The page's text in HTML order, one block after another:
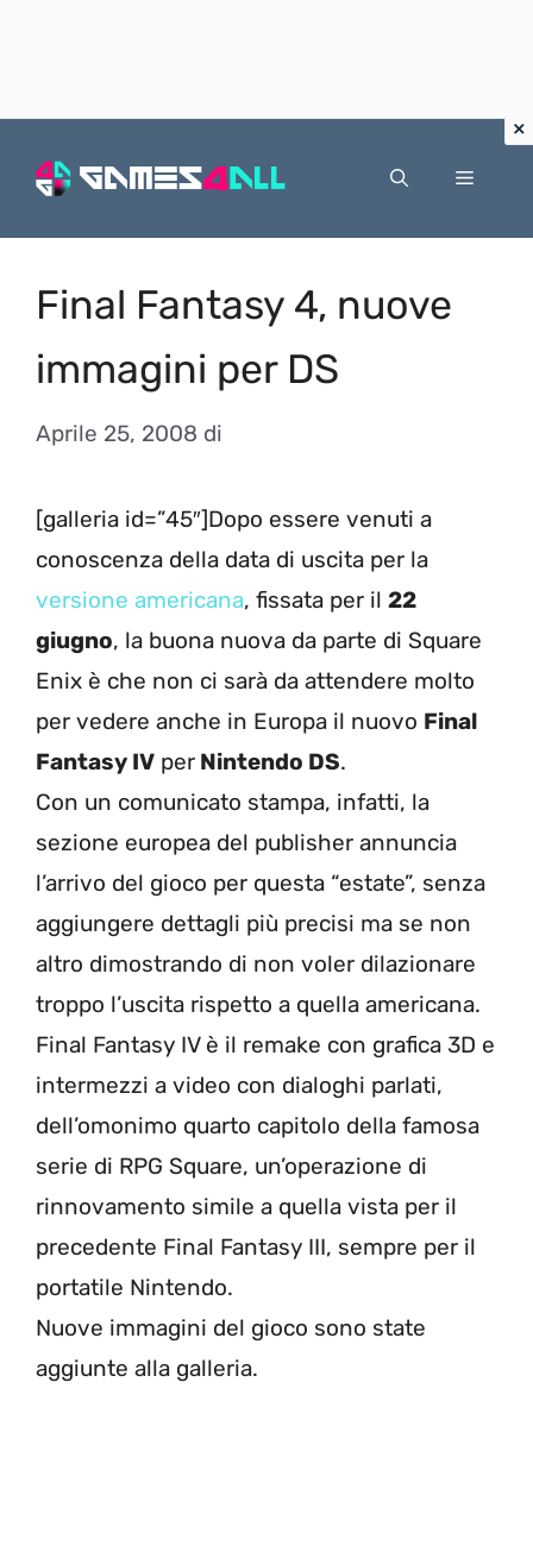
Menu
Final Fantasy 4, nuove
immagini per DS
Aprile 25, 2008 di
[galleria id=”45″]Dopo essere venuti a
conoscenza della data di uscita per la
versione americana, fissata per il 22
giugno, la buona nuova da parte di Square
Enix è che non ci sarà da attendere molto
per vedere anche in Europa il nuovo Final
Fantasy IV per Nintendo DS.
Con un comunicato stampa, infatti, la
sezione europea del publisher annuncia
l’arrivo del gioco per questa “estate”, senza
aggiungere dettagli più precisi ma se non
altro dimostrando di non voler dilazionare
troppo l’uscita rispetto a quella americana.
Final Fantasy IV è il remake con grafica 3D e
intermezzi a video con dialoghi parlati,
dell’omonimo quarto capitolo della famosa
serie di RPG Square, un’operazione di
rinnovamento simile a quella vista per il
precedente Final Fantasy III, sempre per il
portatile Nintendo.
Nuove immagini del gioco sono state
aggiunte alla galleria.